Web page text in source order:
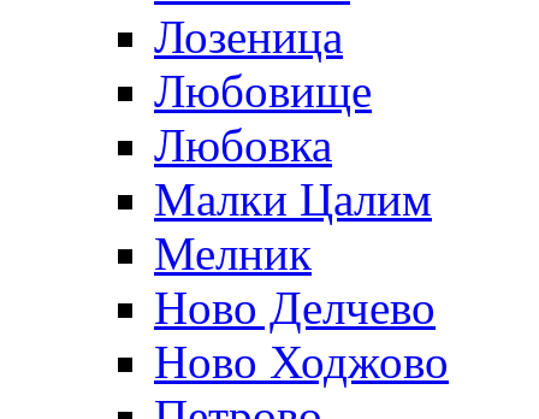
Лозеница
Любовище
Любовка
Малки Цалим
Мелник
Ново Делчево
Ново Ходжово